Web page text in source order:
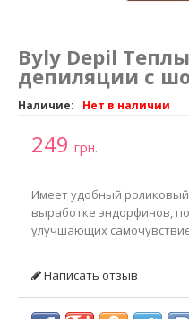
Byly Depil
депиляции с
Наличие: Нет в наличии
249 грн.
Имеет удобный
выработке эндорфинов,
улучшающих
Написать отзыв